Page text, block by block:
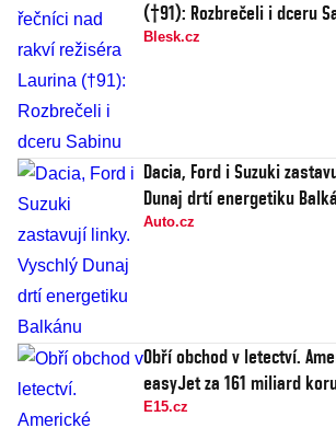
(†91): Rozbrečeli i dceru
Blesk.cz
Dacia, Ford i Suzuki
Dunaj drtí energetiku
Auto.cz
Obří obchod v letectví.
easyJet za 161 miliard
E15.cz